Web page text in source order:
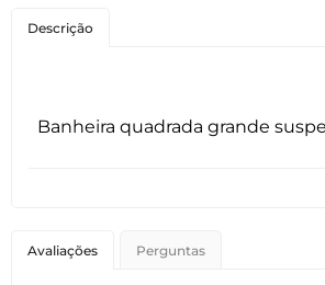
Descrição
Banheira quadrada grande
Avaliações Perguntas